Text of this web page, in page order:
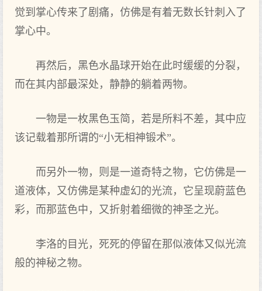
觉到掌心传来了剧痛，仿佛是有着无数长针刺入了
掌心中。
再然后，黑色水晶球开始在此时缓缓的分裂，
而在其内部最深处，静静的躺着两物。
一物是一枚黑色玉简，若是所料不差，其中应
该记载着那所谓的“小无相神锻术”。
而另外一物，则是一道奇特之物，它仿佛是一
道液体，又仿佛是某种虚幻的光流，它呈现蔚蓝色
彩，而那蓝色中，又折射着细微的神圣之光。
李洛的目光，死死的停留在那似液体又似光流
般的神秘之物。